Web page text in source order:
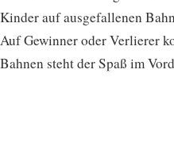
Kinder auf ausgefallenen
Auf Gewinner oder Verlierer
Bahnen steht der Spaß im